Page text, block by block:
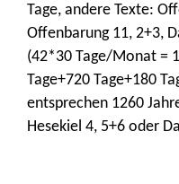
Tage, andere Texte:
Offenbarung 11, 2+3,
(42*30 Tage/Monat =
Tage+720 Tage+180
entsprechen 1260
Hesekiel 4, 5+6 oder